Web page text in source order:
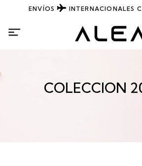
ENVÍOS INTERNACIONALES
COLECCION